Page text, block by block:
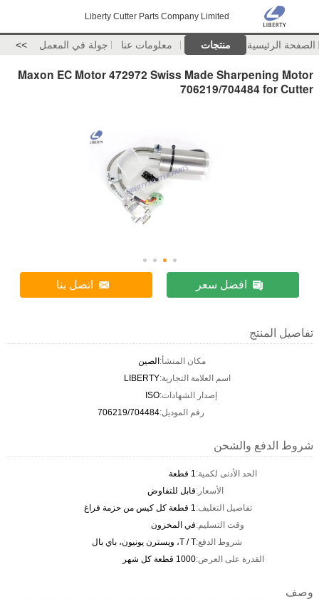
Liberty Cutter Parts Company Limited
الصفحة الرئيسية منتجات معلومات عنا جولة في المعمل >>
Maxon EC Motor 472972 Swiss Made Sharpening Motor
706219/704484 for Cutter
افضل سعر اتصل بنا
تفاصيل المنتج
مكان المنشأ:الصين
اسم العلامة التجارية:LIBERTY
إصدار الشهادات:ISO
رقم الموديل:706219/704484
شروط الدفع والشحن
الحد الأدنى لكمية:1 قطعة
الأسعار:قابل للتفاوض
تفاصيل التغليف:1 قطعة كل كيس من حزمة فراغ
وقت التسليم:في المخزون
شروط الدفع:T / T، ويسترن يونيون، باي بال
القدرة على العرض:1000 قطعة كل شهر
وصف